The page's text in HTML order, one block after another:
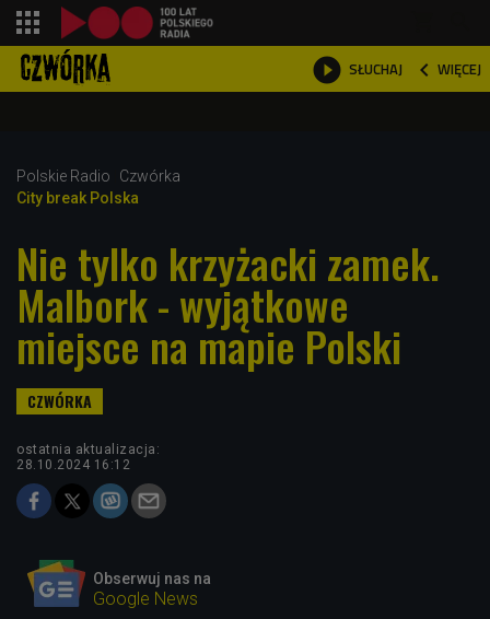
 SŁUCHAJ  WIĘCEJ

Polskie Radio
Czwórka
City break Polska
Nie tylko krzyżacki zamek.
Malbork - wyjątkowe
miejsce na mapie Polski
ostatnia aktualizacja:
28.10.2024 16:12
Obserwuj nas na
Google News